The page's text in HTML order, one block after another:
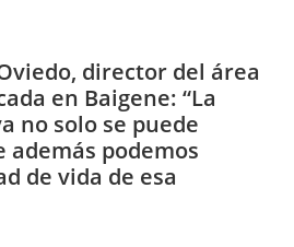
Oviedo, director del área
en Baigene: “La
no solo se puede
además podemos
de vida de esa